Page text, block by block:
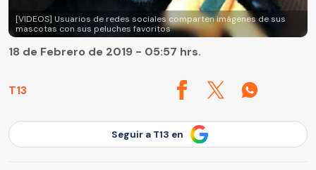
[VIDEOS] Usuarios de redes sociales comparten imágenes de sus
mascotas con sus peluches favoritos
T13
18 de Febrero de 2019 - 05:57 hrs.
Seguir a T13 en